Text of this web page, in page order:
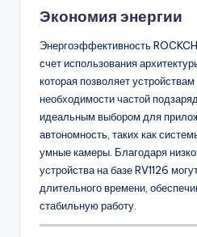
Экономия энергии
Энергоэффективность
счет использования
которая позволяет
необходимости частой
идеальным выбором для
автономность, таких как
умные камеры. Благодаря
устройства на базе RV1126
длительного времени,
стабильную работу.